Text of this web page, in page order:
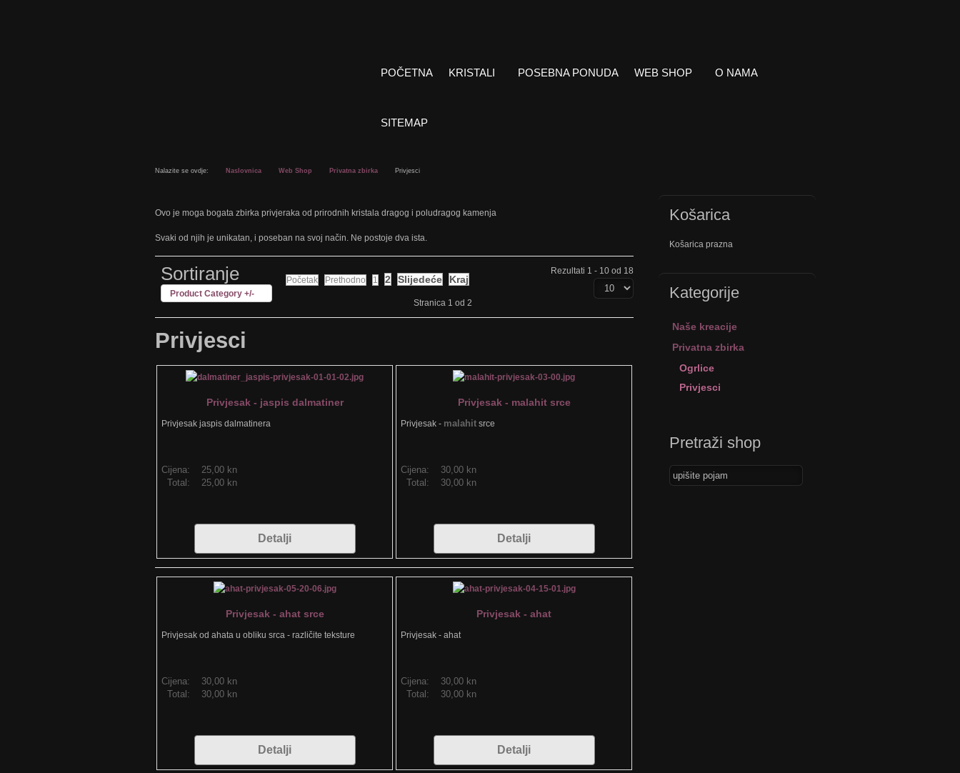
POČETNA KRISTALI POSEBNA PONUDA WEB SHOP O NAMA
SITEMAP
Nalazite se ovdje: Naslovnica Web Shop Privatna zbirka Privjesci
Ovo je moga bogata zbirka privjeraka od prirodnih kristala dragog i poludragog kamenja
Svaki od njih je unikatan, i poseban na svoj način. Ne postoje dva ista.
Sortiranje
Product Category +/-
Početak Prethodno 1 2 Slijedeće Kraj
Stranica 1 od 2
Rezultati 1 - 10 od 18
Privjesci
Privjesak - jaspis dalmatiner
Privjesak jaspis dalmatinera
Cijena:
25,00 kn
Total:
25,00 kn
Detalji
Privjesak - malahit srce
Privjesak - malahit srce
Cijena:
30,00 kn
Total:
30,00 kn
Detalji
Privjesak - ahat srce
Privjesak od ahata u obliku srca - različite teksture
Cijena:
30,00 kn
Total:
30,00 kn
Detalji
Privjesak - ahat
Privjesak - ahat
Cijena:
30,00 kn
Total:
30,00 kn
Detalji
Košarica
Košarica prazna
Kategorije
Naše kreacije
Privatna zbirka
Ogrlice
Privjesci
Pretraži shop